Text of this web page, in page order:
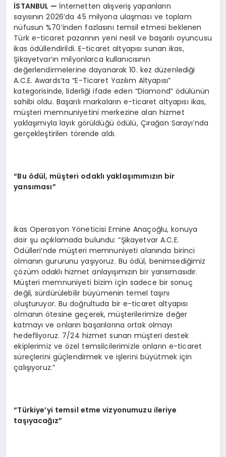
İSTANBUL — İnternetten alışveriş yapanların
sayısının 2026’da 45 milyona ulaşması ve toplam
nüfusun %70’inden fazlasını temsil etmesi beklenen
Türk e-ticaret pazarının yeni nesil ve başarılı oyuncusu
ikas ödüllendirildi. E-ticaret altyapısı sunan ikas,
Şikayetvar’ın milyonlarca kullanıcısının
değerlendirmelerine dayanarak 10. kez düzenlediği
A.C.E. Awards’ta “E-Ticaret Yazılım Altyapısı”
kategorisinde, liderliği ifade eden “Diamond” ödülünün
sahibi oldu. Başarılı markaların e-ticaret altyapısı ikas,
müşteri memnuniyetini merkezine alan hizmet
yaklaşımıyla layık görüldüğü ödülü, Çırağan Sarayı’nda
gerçekleştirilen törende aldı.
“Bu ödül, müşteri odaklıyaklaşımımızın bir
yansıması”
ikas Operasyon Yöneticisi Emine Anaçoğlu, konuya
dair şu açıklamada bulundu: “Şikayetvar A.C.E.
Ödülleri’nde müşteri memnuniyeti alanında birinci
olmanın gururunu yaşıyoruz. Bu ödül, benimsediğimiz
çözüm odaklı hizmet anlayışımızın bir yansımasıdır.
Müşteri memnuniyeti bizim için sadece bir sonuç
değil, sürdürülebilir büyümenin temel taşını
oluşturuyor. Bu doğrultuda bir e-ticaret altyapısı
olmanın ötesine geçerek, müşterilerimize değer
katmayı ve onların başarılarına ortak olmayı
hedefliyoruz. 7/24 hizmet sunan müşteri destek
ekiplerimiz ve özel temsilcilerimizle onların e-ticaret
süreçlerini güçlendirmek ve işlerini büyütmek için
çalışıyoruz.”
“Türkiye’yi temsil etme vizyonumuzu ileriye
taşıyacağız”